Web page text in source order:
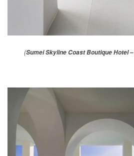
(Sumei Skyline Coast Boutique Hotel –